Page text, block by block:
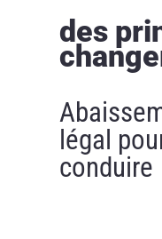
des
légal
conduire